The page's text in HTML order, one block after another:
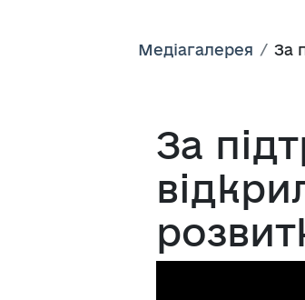
Медіагалерея За
За